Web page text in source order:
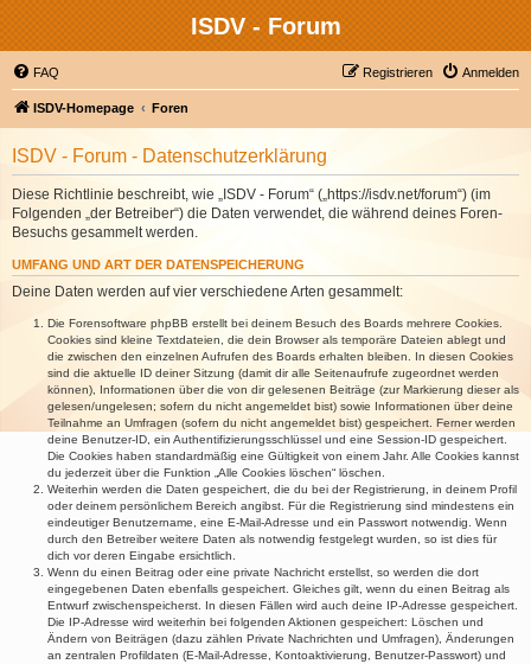
ISDV - Forum
FAQ Anmelden
Registrieren
ISDV-Homepage Foren
ISDV - Forum - Datenschutzerklärung
Diese Richtlinie beschreibt, wie „ISDV - Forum“ („https://isdv.net/forum“) (im
Folgenden „der Betreiber“) die Daten verwendet, die während deines Foren-
Besuchs gesammelt werden.
UMFANG UND ART DER DATENSPEICHERUNG
Deine Daten werden auf vier verschiedene Arten gesammelt:
Die Forensoftware phpBB erstellt bei deinem Besuch des Boards mehrere Cookies.
Cookies sind kleine Textdateien, die dein Browser als temporäre Dateien ablegt und
die zwischen den einzelnen Aufrufen des Boards erhalten bleiben. In diesen Cookies
sind die aktuelle ID deiner Sitzung (damit dir alle Seitenaufrufe zugeordnet werden
können), Informationen über die von dir gelesenen Beiträge (zur Markierung dieser als
gelesen/ungelesen; sofern du nicht angemeldet bist) sowie Informationen über deine
Teilnahme an Umfragen (sofern du nicht angemeldet bist) gespeichert. Ferner werden
deine Benutzer-ID, ein Authentifizierungsschlüssel und eine Session-ID gespeichert.
Die Cookies haben standardmäßig eine Gültigkeit von einem Jahr. Alle Cookies kannst
du jederzeit über die Funktion „Alle Cookies löschen“ löschen.
Weiterhin werden die Daten gespeichert, die du bei der Registrierung, in deinem Profil
oder deinem persönlichem Bereich angibst. Für die Registrierung sind mindestens ein
eindeutiger Benutzername, eine E-Mail-Adresse und ein Passwort notwendig. Wenn
durch den Betreiber weitere Daten als notwendig festgelegt wurden, so ist dies für
dich vor deren Eingabe ersichtlich.
Wenn du einen Beitrag oder eine private Nachricht erstellst, so werden die dort
eingegebenen Daten ebenfalls gespeichert. Gleiches gilt, wenn du einen Beitrag als
Entwurf zwischenspeicherst. In diesen Fällen wird auch deine IP-Adresse gespeichert.
Die IP-Adresse wird weiterhin bei folgenden Aktionen gespeichert: Löschen und
Ändern von Beiträgen (dazu zählen Private Nachrichten und Umfragen), Änderungen
an zentralen Profildaten (E-Mail-Adresse, Kontoaktivierung, Benutzer-Passwort) und